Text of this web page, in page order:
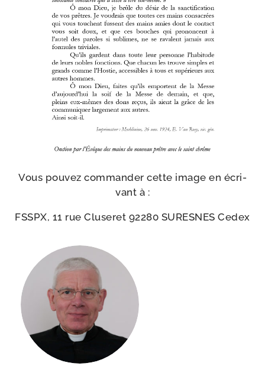
Vous pou­vez com­man­der cette image en écri­
vant à :
FSSPX, 11 rue Cluseret 92280 SURESNES Cedex